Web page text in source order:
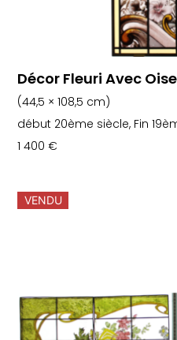
Décor Fleuri Avec
(44,5 × 108,5 cm)
début 20ème siècle, Fin
1 400€
VENDU